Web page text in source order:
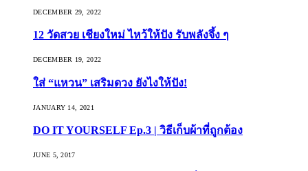
DECEMBER 29, 2022
12 วัดสวย เชียงใหม่ ไหว้ให้ปัง รับพลังจึ้ง ๆ
DECEMBER 19, 2022
ใส่ “แหวน” เสริมดวง ยังไงให้ปัง!
JANUARY 14, 2021
DO IT YOURSELF Ep.3 | วิธีเก็บผ้าที่ถูกต้อง
JUNE 5, 2017